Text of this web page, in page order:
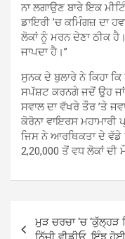
ਨਾ ਲਗਾਉਣ ਬਾਰੇ ਇਕ
ਡਾਇਰੀ ’ਚ ਕਮਿੰਗਜ਼ ਦਾ
ਲੋਕਾਂ ਨੂੰ ਮਰਨ ਦੇਣਾ ਠੀਕ
ਜਾਪਦਾ ਹੈ।’’
ਸੁਨਕ ਦੇ ਬੁਲਾਰੇ ਨੇ ਕਿਹਾ
ਸਪੱਸ਼ਟ ਕਰਨਗੇ ਜਦੋਂ ਉਹ
ਸਵਾਲ ਦਾ ਵੱਖਰੇ ਤੌਰ ’ਤੇ
ਕੋਰੋਨਾ ਵਾਇਰਸ ਮਹਾਮਾਰੀ
ਜਿਸ ਨੇ ਆਰਥਿਕਤਾ ਦੇ ਵੱਡੇ
2,20,000 ਤੋਂ ਵਧ ਲੋਕਾਂ
navigation
ਮੁੜ ਚਰਚਾ ‘ਚ ‘ਕੁੱਲ੍ਹੜ